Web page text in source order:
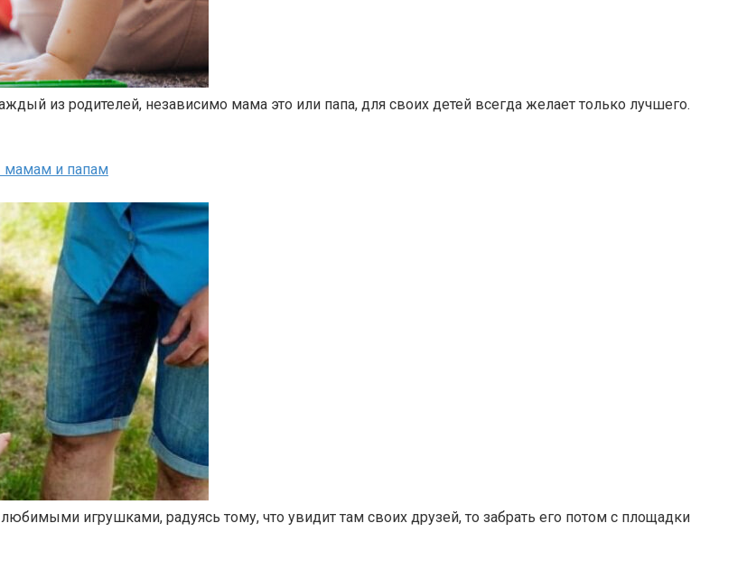
из родителей, независимо мама это или папа, для своих детей всегда желает только лучшего.
мамам и папам
игрушками, радуясь тому, что увидит там своих друзей, то забрать его потом с площадки